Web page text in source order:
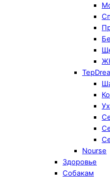
Nourse
Здоровье
Собакам